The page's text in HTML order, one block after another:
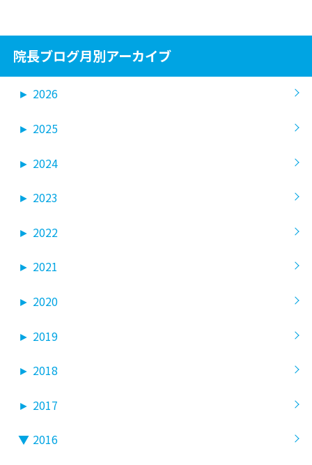
院長ブログ月別アーカイブ
► 2026
► 2025
► 2024
► 2023
► 2022
► 2021
► 2020
► 2019
► 2018
► 2017
▼ 2016